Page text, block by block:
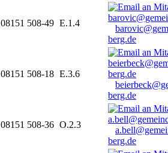
08151 508-49 E.1.4
berg.de
08151 508-18 E.3.6
berg.de
08151 508-36 O.2.3
berg.de